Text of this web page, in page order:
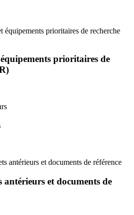
équipements prioritaires de recherche
prioritaires de
antérieurs et documents de référence
antérieurs et documents de